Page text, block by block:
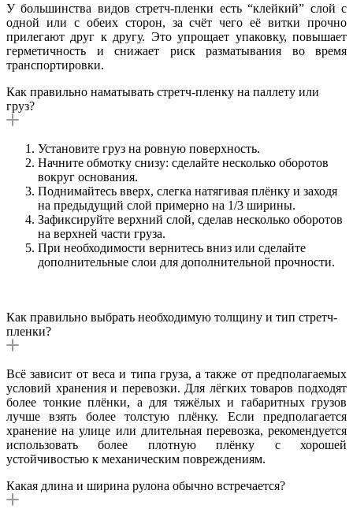
У большинства видов стретч-пленки есть “клейкий” слой с
одной или с обеих сторон, за счёт чего её витки прочно
прилегают друг к другу. Это упрощает упаковку, повышает
герметичность и снижает риск разматывания во время
транспортировки.
Как правильно наматывать стретч-пленку на паллету или
груз?
Установите груз на ровную поверхность.
Начните обмотку снизу: сделайте несколько оборотов
вокруг основания.
Поднимайтесь вверх, слегка натягивая плёнку и заходя
на предыдущий слой примерно на 1/3 ширины.
Зафиксируйте верхний слой, сделав несколько оборотов
на верхней части груза.
При необходимости вернитесь вниз или сделайте
дополнительные слои для дополнительной прочности.
Как правильно выбрать необходимую толщину и тип стретч-
пленки?
Всё зависит от веса и типа груза, а также от предполагаемых
условий хранения и перевозки. Для лёгких товаров подходят
более тонкие плёнки, а для тяжёлых и габаритных грузов
лучше взять более толстую плёнку. Если предполагается
хранение на улице или длительная перевозка, рекомендуется
использовать более плотную плёнку с хорошей
устойчивостью к механическим повреждениям.
Какая длина и ширина рулона обычно встречается?